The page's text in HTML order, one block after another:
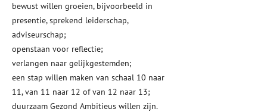
bewust willen groeien, bijvoorbeeld in
presentie, sprekend leiderschap,
adviseurschap;
openstaan voor reflectie;
verlangen naar gelijkgestemden;
een stap willen maken van schaal 10 naar
11, van 11 naar 12 of van 12 naar 13;
duurzaam Gezond Ambitieus willen zijn.